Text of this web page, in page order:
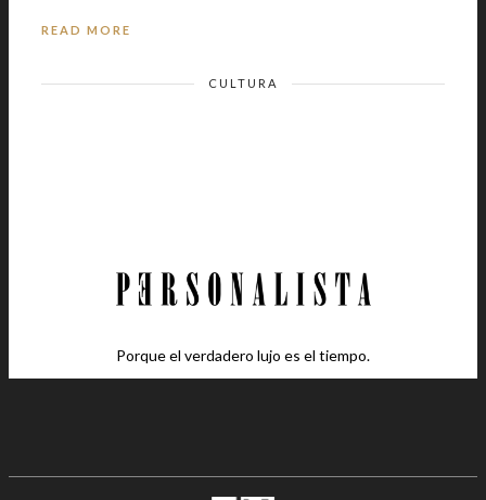
READ MORE
CULTURA
Porque el verdadero lujo es el tiempo.